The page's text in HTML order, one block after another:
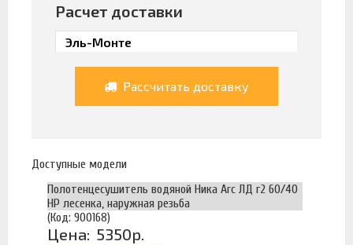
Расчет доставки
Рассчитать доставку
Доступные модели
Полотенцесушитель водяной Ника Arc ЛД г2 60/40
НР лесенка, наружная резьба
(Код: 900168)
Цена: 5350р.